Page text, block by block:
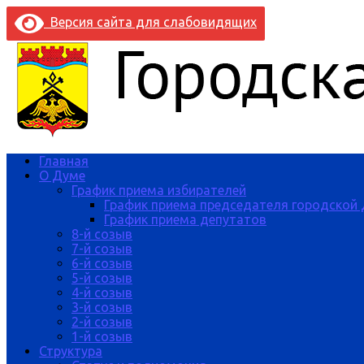
Версия сайта для слабовидящих
Главная
О Думе
График приема избирателей
График приема председателя
График приема депутатов
8-й созыв
7-й созыв
6-й созыв
5-й созыв
4-й созыв
3-й созыв
2-й созыв
1-й созыв
Структура